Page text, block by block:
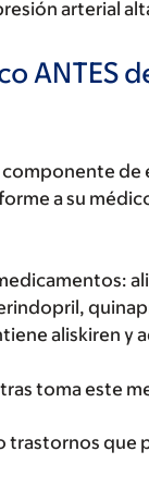
arterial
ANTES
a su
aliskiren y
toma este
trastornos que